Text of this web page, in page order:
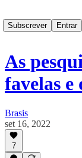
Subscrever
Entrar
As
favelas
Brasis
set 16, 2022
7